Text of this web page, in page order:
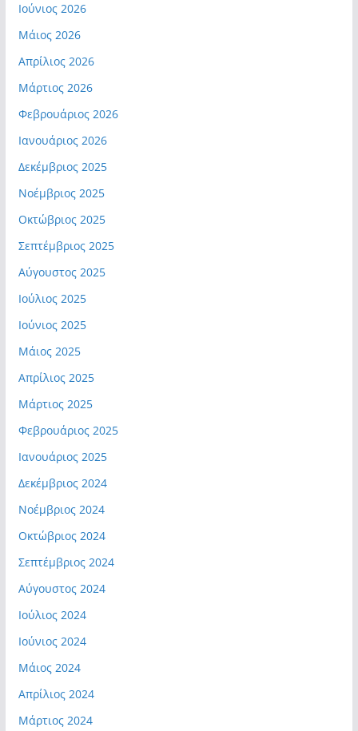
Ιούνιος 2026
Μάιος 2026
Απρίλιος 2026
Μάρτιος 2026
Φεβρουάριος 2026
Ιανουάριος 2026
Δεκέμβριος 2025
Νοέμβριος 2025
Οκτώβριος 2025
Σεπτέμβριος 2025
Αύγουστος 2025
Ιούλιος 2025
Ιούνιος 2025
Μάιος 2025
Απρίλιος 2025
Μάρτιος 2025
Φεβρουάριος 2025
Ιανουάριος 2025
Δεκέμβριος 2024
Νοέμβριος 2024
Οκτώβριος 2024
Σεπτέμβριος 2024
Αύγουστος 2024
Ιούλιος 2024
Ιούνιος 2024
Μάιος 2024
Απρίλιος 2024
Μάρτιος 2024